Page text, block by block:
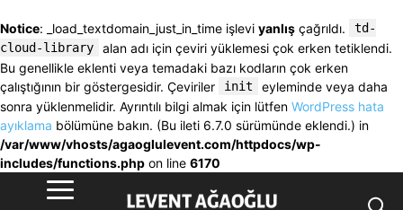
Notice: _load_textdomain_just_in_time işlevi yanlış çağrıldı.
td-
cloud-library
alan adı için çeviri yüklemesi çok erken tetiklendi.
Bu genellikle eklenti veya temadaki bazı kodların çok erken
çalıştığının bir göstergesidir. Çeviriler
init
eyleminde veya daha
sonra yüklenmelidir. Ayrıntılı bilgi almak için lütfen WordPress hata
ayıklama bölümüne bakın. (Bu ileti 6.7.0 sürümünde eklendi.) in
/var/www/vhosts/agaoglulevent.com/httpdocs/wp-
includes/functions.php on line 6170